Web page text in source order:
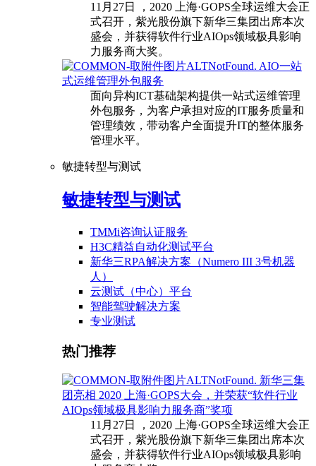
11月27日 ，2020 上海·GOPS全球运维大会正
式召开，紫光股份旗下新华三集团出席本次
盛会，并获得软件行业AIOps领域极具影响
力服务商大奖。
AIO一站
式运维管理外包服务
面向异构ICT基础架构提供一站式运维管理
外包服务，为客户承担对应的IT服务质量和
管理绩效，带动客户全面提升IT的整体服务
管理水平。
敏捷转型与测试
敏捷转型与测试
TMMi咨询认证服务
H3C精益自动化测试平台
新华三RPA解决方案（Numero III 3号机器
人）
云测试（中心）平台
智能驾驶解决方案
专业测试
热门推荐
新华三集
团亮相 2020 上海·GOPS大会，并荣获“软件行业
AIOps领域极具影响力服务商”奖项
11月27日 ，2020 上海·GOPS全球运维大会正
式召开，紫光股份旗下新华三集团出席本次
盛会，并获得软件行业AIOps领域极具影响